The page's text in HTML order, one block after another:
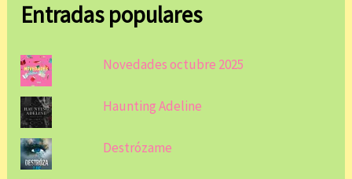
Entradas populares
Novedades octubre 2025
Haunting Adeline
Destrózame